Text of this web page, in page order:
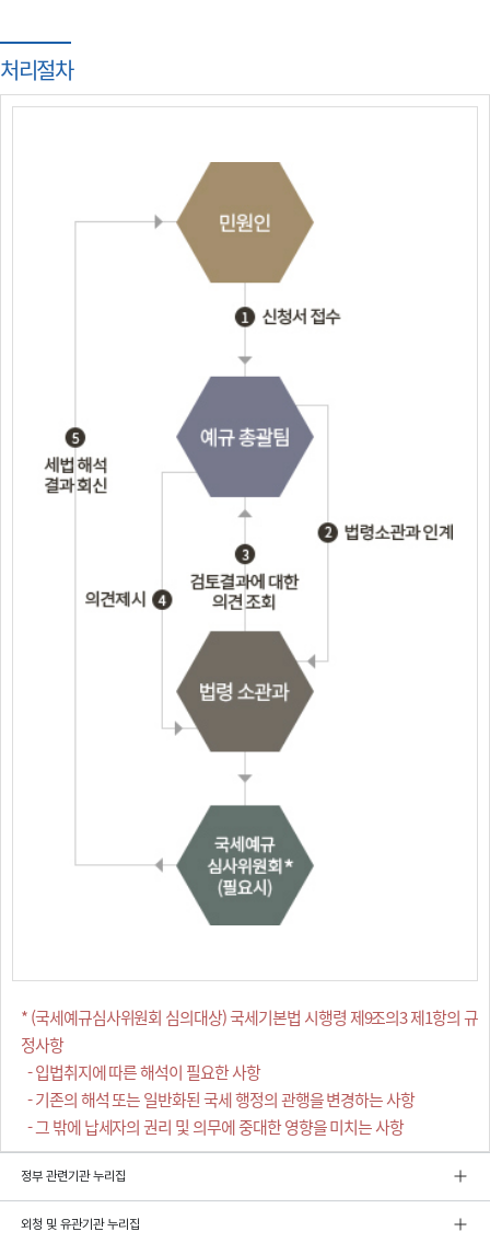
처리절차
* (국세예규심사위원회 심의대상) 국세기본법 시행령 제9조의3 제1항의 규
정사항
- 입법취지에 따른 해석이 필요한 사항
- 기존의 해석 또는 일반화된 국세 행정의 관행을 변경하는 사항
- 그 밖에 납세자의 권리 및 의무에 중대한 영향을 미치는 사항
정부 관련기관 누리집
외청 및 유관기관 누리집